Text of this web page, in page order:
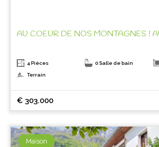
4 Pièces 0 Salle de bain
Terrain
€ 303.000
Maison